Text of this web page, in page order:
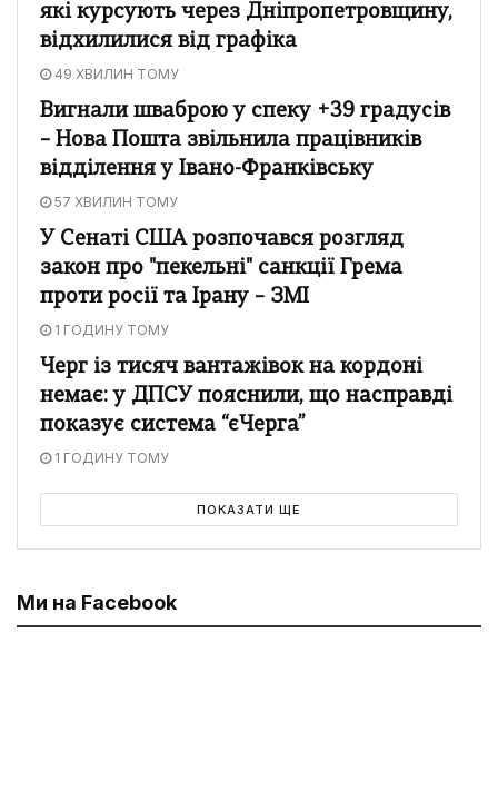
які курсують через Дніпропетровщину,
відхилилися від графіка
49 ХВИЛИН ТОМУ
Вигнали шваброю у спеку +39 градусів
– Нова Пошта звільнила працівників
відділення у Івано-Франківську
57 ХВИЛИН ТОМУ
У Сенаті США розпочався розгляд
закон про "пекельні" санкції Грема
проти росії та Ірану – ЗМІ
1 ГОДИНУ ТОМУ
Черг із тисяч вантажівок на кордоні
немає: у ДПСУ пояснили, що насправді
показує система “єЧерга”
1 ГОДИНУ ТОМУ
ПОКАЗАТИ ЩЕ
Ми на Facebook